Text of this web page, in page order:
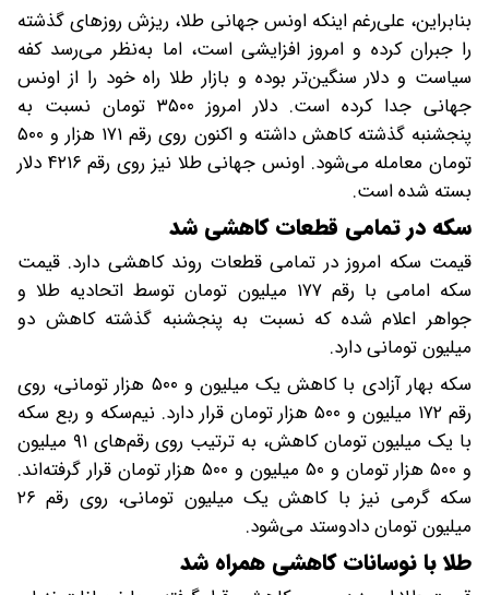
بنابراین، علی‌رغم اینکه اونس جهانی طلا، ریزش روزهای گذشته
را جبران کرده و امروز افزایشی است، اما به‌نظر می‌رسد کفه
سیاست و دلار سنگین‌تر بوده و بازار طلا راه خود را از اونس
جهانی جدا کرده است. دلار امروز ۳۵۰۰ تومان نسبت به
پنجشنبه گذشته کاهش داشته و اکنون روی رقم ۱۷۱ هزار و ۵۰۰
تومان معامله می‌شود. اونس جهانی طلا نیز روی رقم ۴۲۱۶ دلار
بسته شده است.
سکه در تمامی قطعات کاهشی شد
قیمت سکه امروز در تمامی قطعات روند کاهشی دارد. قیمت
سکه امامی با رقم ۱۷۷ میلیون تومان توسط اتحادیه طلا و
جواهر اعلام شده که نسبت به پنجشنبه گذشته کاهش دو
میلیون تومانی دارد.
سکه بهار آزادی با کاهش یک میلیون و ۵۰۰ هزار تومانی، روی
رقم ۱۷۲ میلیون و ۵۰۰ هزار تومان قرار دارد. نیم‌سکه و ربع سکه
با یک میلیون تومان کاهش، به ترتیب روی رقم‌های ۹۱ میلیون
و ۵۰۰ هزار تومان و ۵‍۰ میلیون و ۵۰۰ هزار تومان قرار گرفته‌اند.
سکه گرمی نیز با کاهش یک میلیون تومانی، روی رقم ۲۶
میلیون تومان دادوستد می‌شود.
طلا با نوسانات کاهشی همراه شد